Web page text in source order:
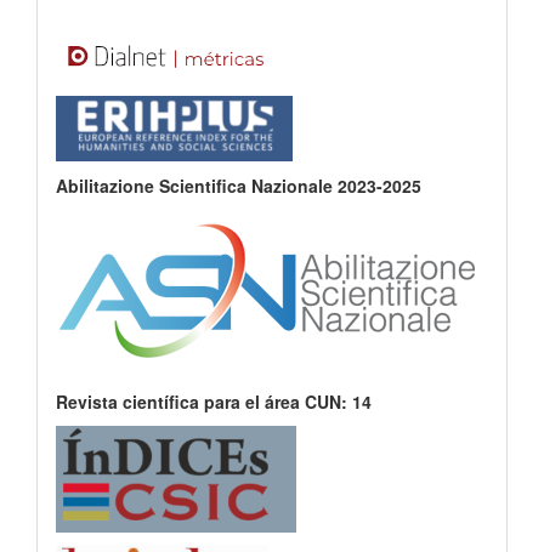
Abilitazione Scientifica Nazionale 2023-2025
Revista científica para el área CUN: 14